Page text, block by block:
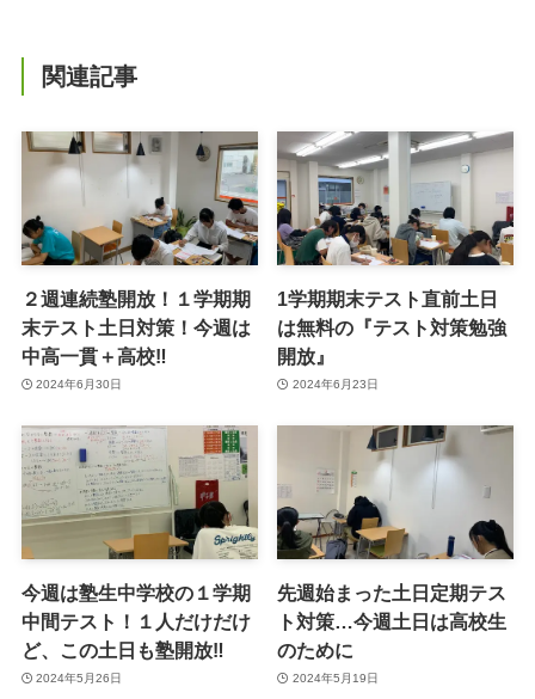
関連記事
２週連続塾開放！１学期期
末テスト土日対策！今週は
中高一貫＋高校‼
2024年6月30日
1学期期末テスト直前土日
は無料の『テスト対策勉強
開放』
2024年6月23日
今週は塾生中学校の１学期
中間テスト！１人だけだけ
ど、この土日も塾開放‼
2024年5月26日
先週始まった土日定期テス
ト対策…今週土日は高校生
のために
2024年5月19日